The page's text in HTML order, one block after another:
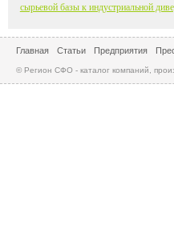
сырьевой базы к индустриальной
Главная Статьи Предприятия
© Регион СФО - каталог компаний,